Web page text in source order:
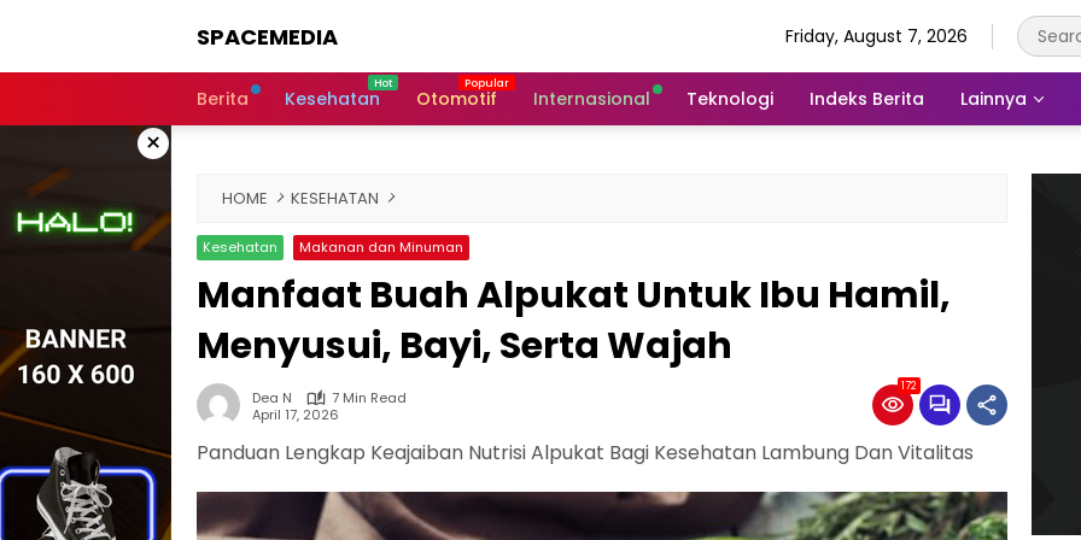
SPACEMEDIA Friday, August 7, 2026
Berita Kesehatan Otomotif Internasional Teknologi Indeks Berita Lainnya
×
HOME KESEHATAN
Kesehatan Makanan dan Minuman
Manfaat Buah Alpukat Untuk Ibu Hamil,
Menyusui, Bayi, Serta Wajah
Dea N
7 Min Read
April 17, 2026
172
Panduan Lengkap Keajaiban Nutrisi Alpukat Bagi Kesehatan Lambung Dan Vitalitas